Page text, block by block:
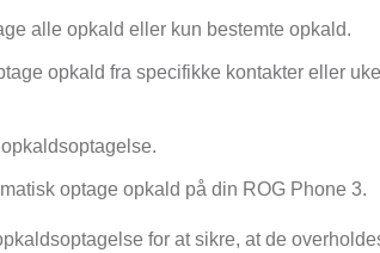
alle opkald eller kun bestemte opkald.
opkald fra specifikke kontakter eller
optage opkald på din ROG Phone 3.
for at sikre, at de